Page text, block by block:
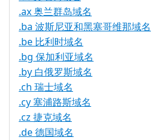
.ax 奥兰群岛域名
.ba 波斯尼亚和黑塞哥维那域名
.be 比利时域名
.bg 保加利亚域名
.by 白俄罗斯域名
.ch 瑞士域名
.cy 塞浦路斯域名
.cz 捷克域名
.de 德国域名